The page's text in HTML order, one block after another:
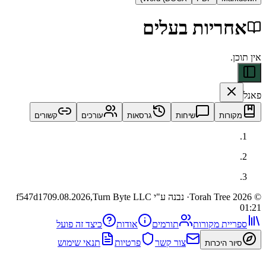
בעלים
שיחות גרסאות עורכים קשורים
· נבנה ע"י Turn Byte LLC f547d1709.08.2026,
מקורות תורמים אודות כיצד זה פועל
היכרות צור קשר פרטיות תנאי שימוש